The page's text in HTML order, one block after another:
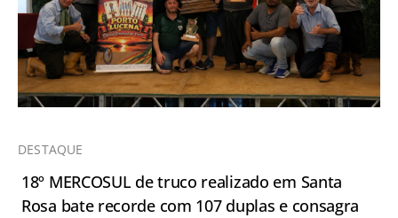
DESTAQUE
18º MERCOSUL de truco realizado em Santa
Rosa bate recorde com 107 duplas e consagra